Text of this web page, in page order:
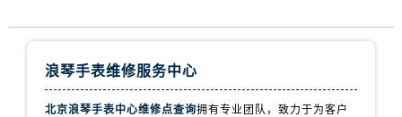
浪琴手表维修服务中心
北京浪琴手表中心维修点查询拥有专业团队，致力于为客户